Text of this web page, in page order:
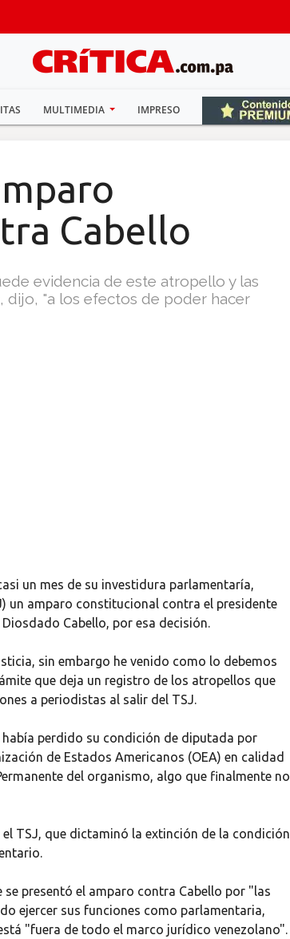
MULTIMEDIA IMPRESO
Cabello
evidencia de este atropello y las
dijo, "a los efectos de poder hacer
un mes de su investidura parlamentaría,
un amparo constitucional contra el presidente
Cabello, por esa decisión.
sin embargo he venido como lo debemos
que deja un registro de los atropellos que
a periodistas al salir del TSJ.
perdido su condición de diputada por
de Estados Americanos (OEA) en calidad
del organismo, algo que finalmente no
TSJ, que dictaminó la extinción de la condición
presentó el amparo contra Cabello por "las
ejercer sus funciones como parlamentaria,
"fuera de todo el marco jurídico venezolano".